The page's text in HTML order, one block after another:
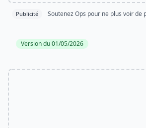
Publicité Soutenez Ops pour ne plus voir de
Version du 01/05/2026